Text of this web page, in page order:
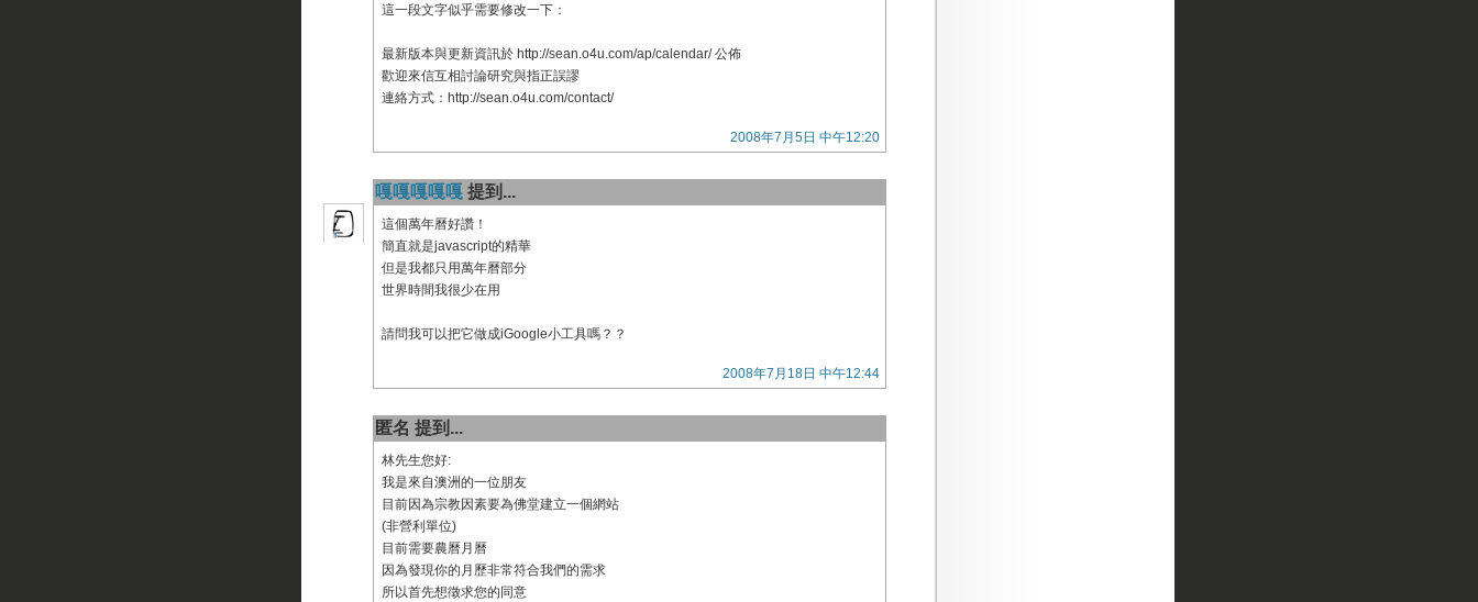
這一段文字似乎需要修改一下：
最新版本與更新資訊於 http://sean.o4u.com/ap/calendar/ 公佈
歡迎來信互相討論研究與指正誤謬
連絡方式：http://sean.o4u.com/contact/
2008年7月5日 中午12:20
嘎嘎嘎嘎嘎提到...
這個萬年曆好讚！
簡直就是javascript的精華
但是我都只用萬年曆部分
世界時間我很少在用
請問我可以把它做成iGoogle小工具嗎？？
2008年7月18日 中午12:44
匿名 提到...
林先生您好:
我是來自澳洲的一位朋友
目前因為宗教因素要為佛堂建立一個網站
(非營利單位)
目前需要農曆月曆
因為發現你的月歷非常符合我們的需求
所以首先想徵求您的同意